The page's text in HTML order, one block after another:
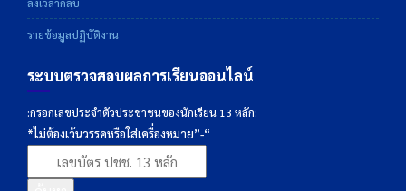
รายข้อมูลปฏิบัติงาน
ระบบตรวจสอบผลการเรียนออนไลน์
:กรอกเลขประจำตัวประชาชนของนักเรียน 13 หลัก:
*ไม่ต้องเว้นวรรคหรือใส่เครื่องหมาย”-“